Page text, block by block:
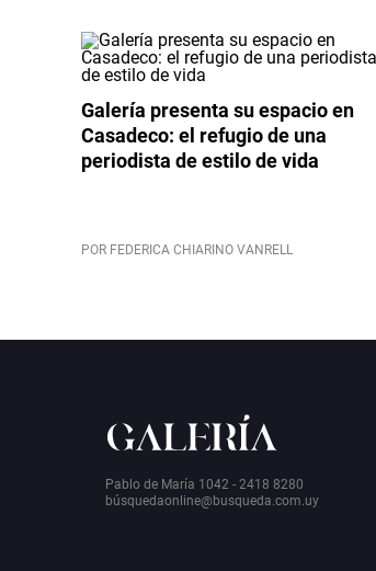
Galería presenta su espacio en
Casadeco: el refugio de una
periodista de estilo de vida
POR FEDERICA CHIARINO VANRELL
Pablo de María 1042 - 2418 8280
búsquedaonline@busqueda.com.uy